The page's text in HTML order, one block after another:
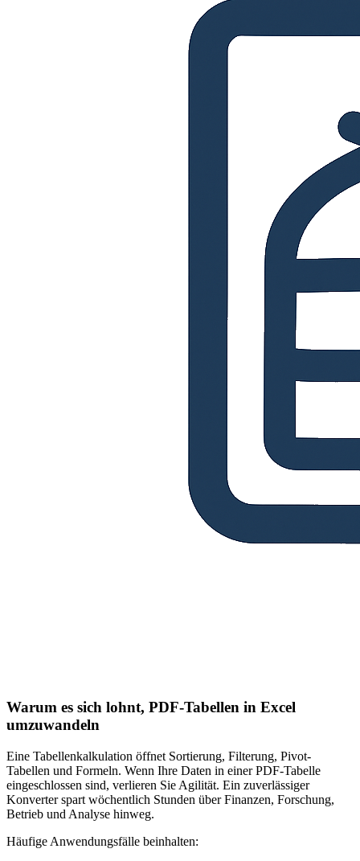
Warum es sich lohnt, PDF-Tabellen in Excel
umzuwandeln
Eine Tabellenkalkulation öffnet Sortierung, Filterung, Pivot-
Tabellen und Formeln. Wenn Ihre Daten in einer PDF-Tabelle
eingeschlossen sind, verlieren Sie Agilität. Ein zuverlässiger
Konverter spart wöchentlich Stunden über Finanzen, Forschung,
Betrieb und Analyse hinweg.
Häufige Anwendungsfälle beinhalten: